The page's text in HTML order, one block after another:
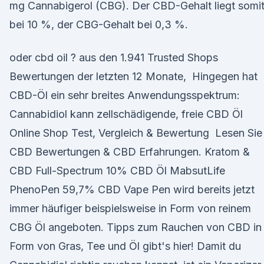
mg Cannabigerol (CBG). Der CBD-Gehalt liegt somit
bei 10 %, der CBG-Gehalt bei 0,3 %.
oder cbd oil ? aus den 1.941 Trusted Shops
Bewertungen der letzten 12 Monate, Hingegen hat
CBD-Öl ein sehr breites Anwendungsspektrum:
Cannabidiol kann zellschädigende, freie CBD Öl
Online Shop Test, Vergleich & Bewertung Lesen Sie
CBD Bewertungen & CBD Erfahrungen. Kratom &
CBD Full-Spectrum 10% CBD Öl MabsutLife
PhenoPen 59,7% CBD Vape Pen wird bereits jetzt
immer häufiger beispielsweise in Form von reinem
CBG Öl angeboten. Tipps zum Rauchen von CBD in
Form von Gras, Tee und Öl gibt's hier! Damit du